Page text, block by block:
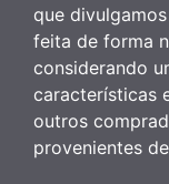
que
feita de forma
considerando
características
outros
provenientes